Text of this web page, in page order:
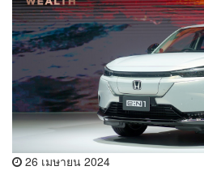
26 เมษายน 2024